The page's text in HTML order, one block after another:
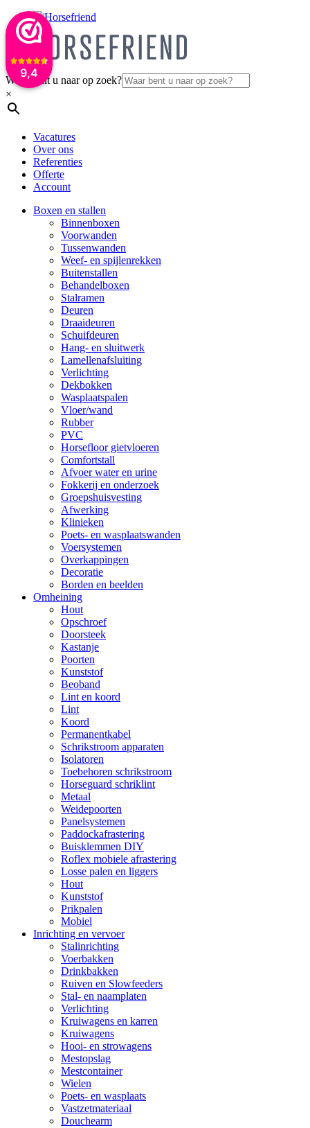
9,4
Waar bent u naar op zoek?
×
Vacatures
Over ons
Referenties
Offerte
Account
Boxen en stallen
Binnenboxen
Voorwanden
Tussenwanden
Weef- en spijlenrekken
Buitenstallen
Behandelboxen
Stalramen
Deuren
Draaideuren
Schuifdeuren
Hang- en sluitwerk
Lamellenafsluiting
Verlichting
Dekbokken
Wasplaatspalen
Vloer/wand
Rubber
PVC
Horsefloor gietvloeren
Comfortstall
Afvoer water en urine
Fokkerij en onderzoek
Groepshuisvesting
Afwerking
Klinieken
Poets- en wasplaatswanden
Voersystemen
Overkappingen
Decoratie
Borden en beelden
Omheining
Hout
Opschroef
Doorsteek
Kastanje
Poorten
Kunststof
Beoband
Lint en koord
Lint
Koord
Permanentkabel
Schrikstroom apparaten
Isolatoren
Toebehoren schrikstroom
Horseguard schriklint
Metaal
Weidepoorten
Panelsystemen
Paddockafrastering
Buisklemmen DIY
Roflex mobiele afrastering
Losse palen en liggers
Hout
Kunststof
Prikpalen
Mobiel
Inrichting en vervoer
Stalinrichting
Voerbakken
Drinkbakken
Ruiven en Slowfeeders
Stal- en naamplaten
Verlichting
Kruiwagens en karren
Kruiwagens
Hooi- en strowagens
Mestopslag
Mestcontainer
Wielen
Poets- en wasplaats
Vastzetmateriaal
Douchearm